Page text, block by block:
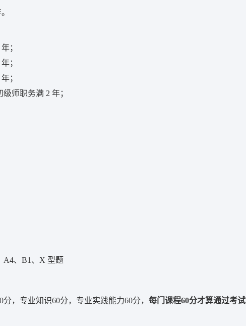
；
；
；
师职务满 2 年；
A4、B1、X 型题
，专业知识60分，专业实践能力60分， 每门课程60分才算通过考试